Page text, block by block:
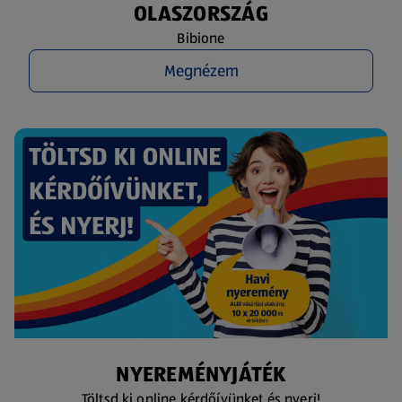
OLASZORSZÁG
Bibione
Megnézem
NYEREMÉNYJÁTÉK